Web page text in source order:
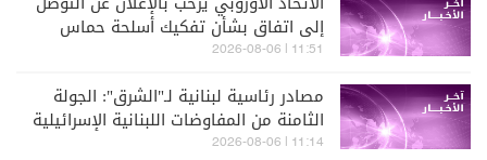
إلى اتفاق بشأن تفكيك أسلحة حماس
والانسحاب الكامل للقوات الإسرائيلية من
11:51 | 2026-08-06
مصادر رئاسية لبنانية لـ"الشرق": الجولة
الثامنة من المفاوضات اللبنانية الإسرائيلية
تنطلق مطلع أيلول
11:14 | 2026-08-06